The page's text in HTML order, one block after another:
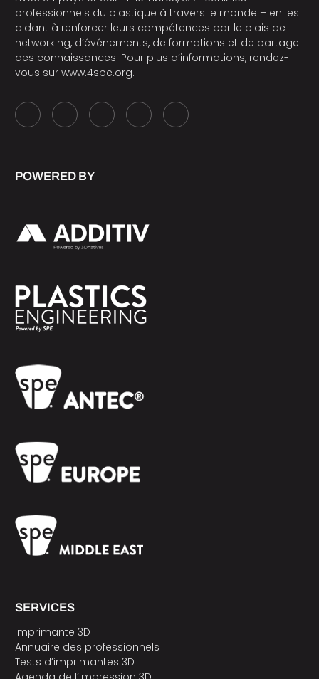
professionnels du plastique à travers le monde – en les
aidant à renforcer leurs compétences par le biais de
networking, d’événements, de formations et de partage
des connaissances. Pour plus d’informations, rendez-
vous sur www.4spe.org.
POWERED BY
SERVICES
Imprimante 3D
Annuaire des professionnels
Tests d’imprimantes 3D